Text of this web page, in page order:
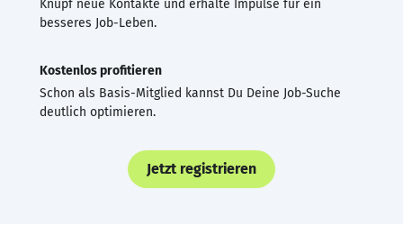
Knüpf neue Kontakte und erhalte Impulse für ein
besseres Job-Leben.
Kostenlos profitieren
Schon als Basis-Mitglied kannst Du Deine Job-Suche
deutlich optimieren.
Jetzt registrieren